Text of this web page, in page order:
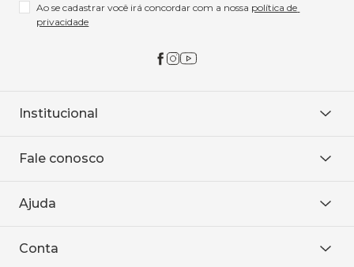
Ao se cadastrar você irá concordar com a nossa política de
privacidade
Institucional
Onde encontrar
Baixe o APP
Fale conosco
WhatsApp
Ajuda
Política de entrega
Conta